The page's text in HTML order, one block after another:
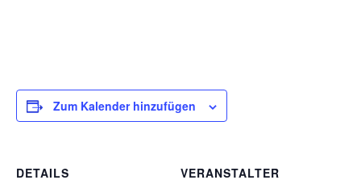
Zum Kalender hinzufügen
DETAILS
VERANSTALTER